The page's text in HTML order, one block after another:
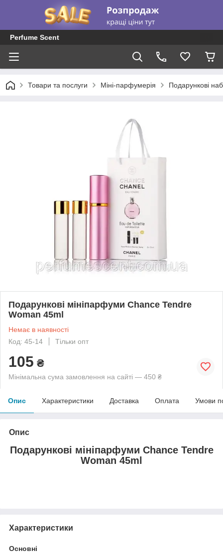
Perfume Scent
Товари та послуги Міні-парфумерія Подарункові
Подарункові мініпарфуми Chance Tendre
Woman 45ml
Немає в наявності
Код: 45-14
Тільки опт
105 ₴
Мінімальна сума замовлення на сайті — 450 ₴
Опис Характеристики Доставка Оплата Умови
Опис
Подарункові мініпарфуми Chance Tendre
Woman 45ml
Характеристики
Основні